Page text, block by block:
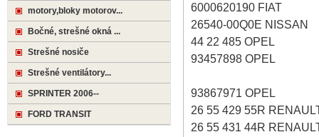
6000620190 FIAT
26540-00Q0E NISSAN
44 22 485 OPEL
93457898 OPEL
93867971 OPEL
26 55 429 55R
26 55 431 44R
motory,bloky motorov...
Bočné, strešné okná ...
Strešné nosiče
Strešné ventilátory...
SPRINTER 2006--
FORD TRANSIT